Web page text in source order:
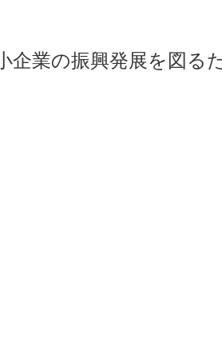
企業の振興発展を図る